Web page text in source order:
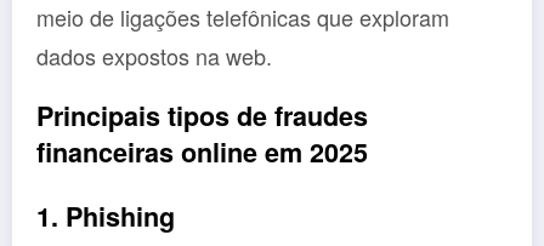
meio de ligações telefônicas que exploram
dados expostos na web.
Principais tipos de fraudes
financeiras online em 2025
1. Phishing